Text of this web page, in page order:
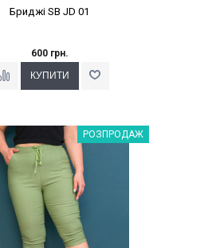
Бриджі SB JD 01
600 грн.
Наклейки Варіант з %РОЗПРОДАЖ